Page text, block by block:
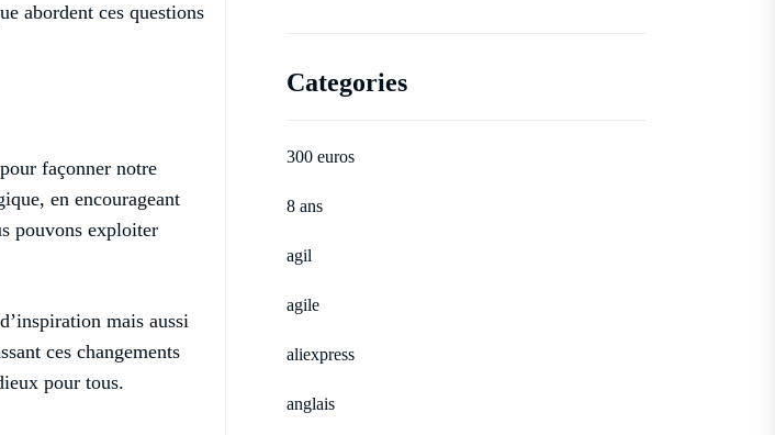
abordent ces questions
façonner notre
en encourageant
pouvons exploiter
mais aussi
ces changements
pour tous.
Categories
300 euros
8 ans
agil
agile
aliexpress
anglais